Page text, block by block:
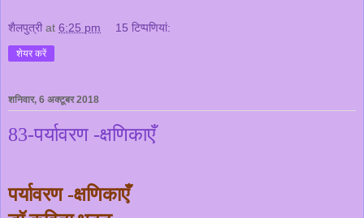
शैलपुत्री at 6:25 pm 15 टिप्‍पणियां:
शेयर करें
शनिवार, 6 अक्टूबर 2018
83-पर्यावरण -क्षणिकाएँ
पर्यावरण-क्षणिकाएँ